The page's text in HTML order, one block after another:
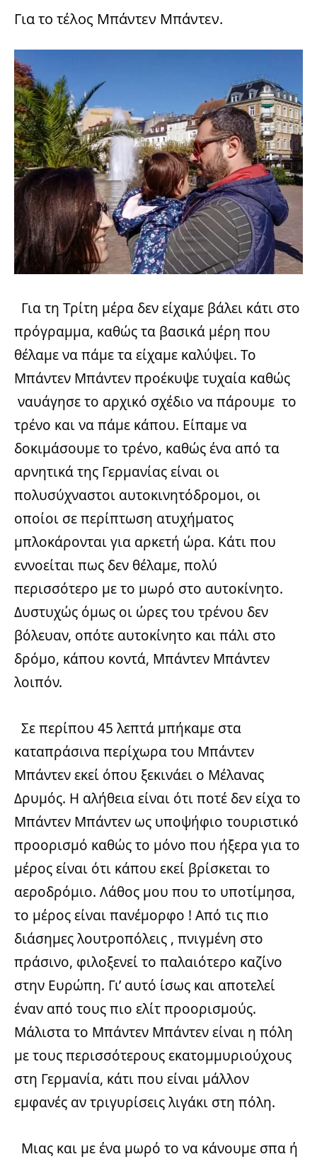
Για το τέλος Μπάντεν Μπάντεν.
Για τη Τρίτη μέρα δεν είχαμε βάλει κάτι στο
πρόγραμμα, καθώς τα βασικά μέρη που
θέλαμε να πάμε τα είχαμε καλύψει. Το
Μπάντεν Μπάντεν προέκυψε τυχαία καθώς
ναυάγησε το αρχικό σχέδιο να πάρουμε το
τρένο και να πάμε κάπου. Είπαμε να
δοκιμάσουμε το τρένο, καθώς ένα από τα
αρνητικά της Γερμανίας είναι οι
πολυσύχναστοι αυτοκινητόδρομοι, οι
οποίοι σε περίπτωση ατυχήματος
μπλοκάρονται για αρκετή ώρα. Κάτι που
εννοείται πως δεν θέλαμε, πολύ
περισσότερο με το μωρό στο αυτοκίνητο.
Δυστυχώς όμως οι ώρες του τρένου δεν
βόλευαν, οπότε αυτοκίνητο και πάλι στο
δρόμο, κάπου κοντά, Μπάντεν Μπάντεν
λοιπόν.
Σε περίπου 45 λεπτά μπήκαμε στα
καταπράσινα περίχωρα του Μπάντεν
Μπάντεν εκεί όπου ξεκινάει ο Μέλανας
Δρυμός. Η αλήθεια είναι ότι ποτέ δεν είχα το
Μπάντεν Μπάντεν ως υποψήφιο τουριστικό
προορισμό καθώς το μόνο που ήξερα για το
μέρος είναι ότι κάπου εκεί βρίσκεται το
αεροδρόμιο. Λάθος μου που το υποτίμησα,
το μέρος είναι πανέμορφο ! Από τις πιο
διάσημες λουτροπόλεις , πνιγμένη στο
πράσινο, φιλοξενεί το παλαιότερο καζίνο
στην Ευρώπη. Γι’ αυτό ίσως και αποτελεί
έναν από τους πιο ελίτ προορισμούς.
Μάλιστα το Μπάντεν Μπάντεν είναι η πόλη
με τους περισσότερους εκατομμυριούχους
στη Γερμανία, κάτι που είναι μάλλον
εμφανές αν τριγυρίσεις λιγάκι στη πόλη.
Μιας και με ένα μωρό το να κάνουμε σπα ή